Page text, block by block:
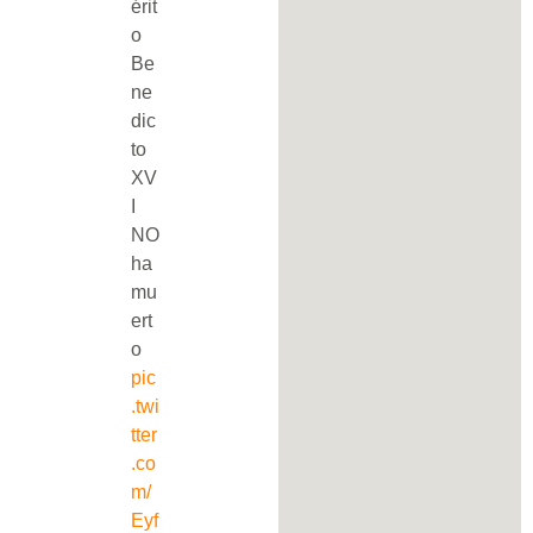
érit
o
Be
ne
dic
to
XV
NO
ha
mu
ert
o
pic
.twi
tter
.co
m/
Eyf